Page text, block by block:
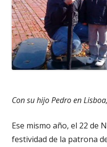
Con su hijo Pedro en
Ese mismo año, el 22 de
festividad de la patrona